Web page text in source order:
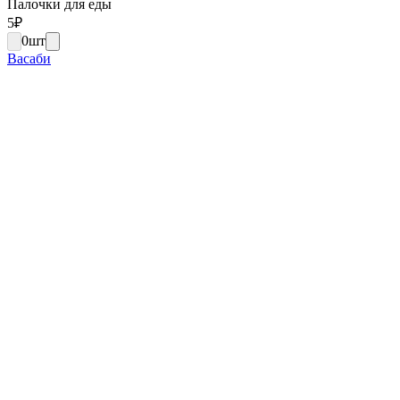
Палочки для еды
5₽
0шт
Васаби